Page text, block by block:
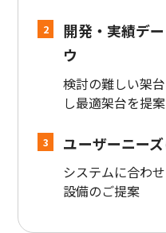
2
開発・実績デ
ウ
検討の難しい架
し最適架台を提案
3 ユーザーニー
システムに合わ
設備のご提案